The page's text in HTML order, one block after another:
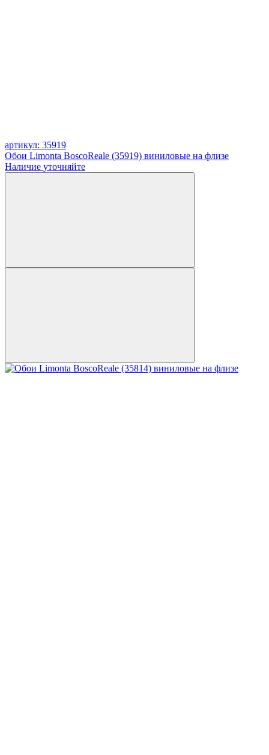
артикул: 35919
Обои Limonta BoscoReale (35919) виниловые на флизе
Наличие уточняйте